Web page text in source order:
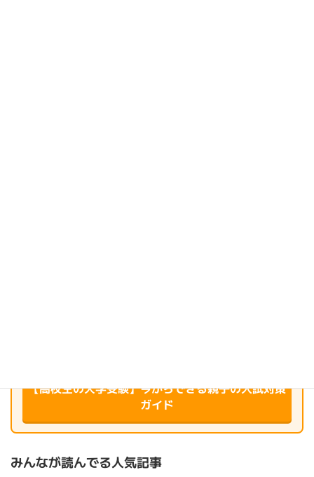
【高校生の大学受験】今からできる親子の入試対策
ガイド
みんなが読んでる人気記事